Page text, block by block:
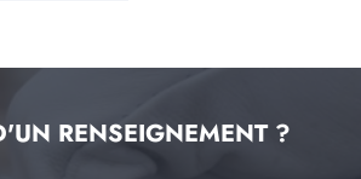
RENSEIGNEMENT ?